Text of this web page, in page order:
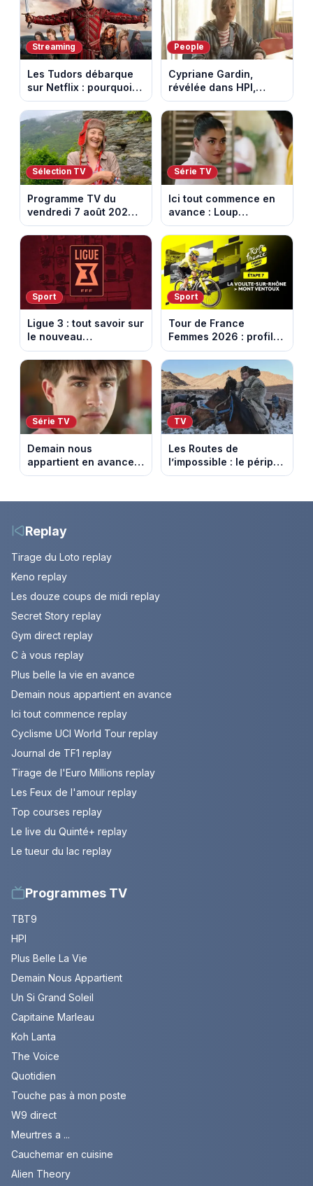
Streaming
Les Tudors débarque
sur Netflix : pourquoi la
série n’a rien perdu de
son pouvoir
People
Cypriane Gardin,
révélée dans HPI,
lance une cagnotte
après des difficultés
financières
Sélection TV
Programme TV du
vendredi 7 août 2026 :
notre sélection pour
votre soirée télé
Série TV
Ici tout commence en
avance : Loup
découvre la trahison
de Bianca. Episode du
10 août 2026 (spoiler)
Sport
Ligue 3 : tout savoir sur
le nouveau
championnat qui
succède au National
Sport
Tour de France
Femmes 2026 : profil
et horaires de la 7e
étape entre La Voulte-
sur-Rhône et le Mont
Ventoux
Série TV
Demain nous
appartient en avance:
Samuel perd le
août 2026.
TV
Les Routes de
l’impossible : le périple
glacial d’une famille
Replay
Tirage du Loto replay
Keno replay
Les douze coups de midi replay
Secret Story replay
Gym direct replay
C à vous replay
Plus belle la vie en avance
Demain nous appartient en avance
Ici tout commence replay
Cyclisme UCI World Tour replay
Journal de TF1 replay
Tirage de l'Euro Millions replay
Les Feux de l'amour replay
Top courses replay
Le live du Quinté+ replay
Le tueur du lac replay
Programmes TV
TBT9
HPI
Plus Belle La Vie
Demain Nous Appartient
Un Si Grand Soleil
Capitaine Marleau
Koh Lanta
The Voice
Quotidien
Touche pas à mon poste
W9 direct
Meurtres a ...
Cauchemar en cuisine
Alien Theory